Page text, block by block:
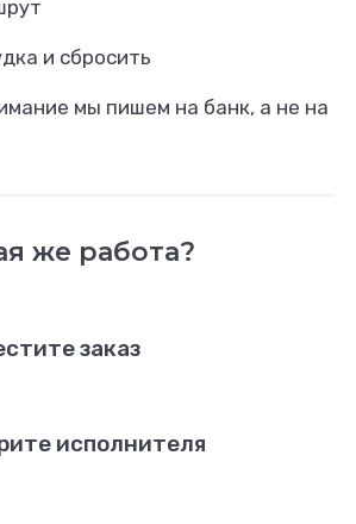
и сбросить
мы пишем на банк, а не на
же работа?
заказ
исполнителя